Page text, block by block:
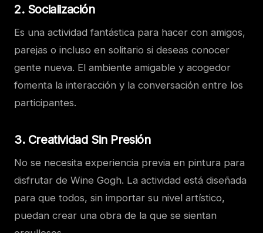
2. Socialización
Es una actividad fantástica para hacer con amigos,
parejas o incluso en solitario si deseas conocer
gente nueva. El ambiente amigable y acogedor
fomenta la interacción y la conversación entre los
participantes.
3. Creatividad Sin Presión
No se necesita experiencia previa en pintura para
disfrutar de Wine Gogh. La actividad está diseñada
para que todos, sin importar su nivel artístico,
puedan crear una obra de la que se sientan